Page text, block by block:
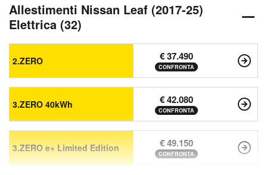
Allestimenti Nissan Leaf (2017-25)
Elettrica (32)
2.ZERO € 37.490
CONFRONTA
3.ZERO 40kWh € 42.080
CONFRONTA
3.ZERO e+ Limited Edition € 49.150
CONFRONTA